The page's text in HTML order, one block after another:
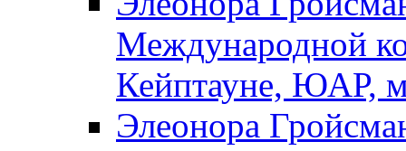
Международной
Кейптауне, ЮАР,
Элеонора